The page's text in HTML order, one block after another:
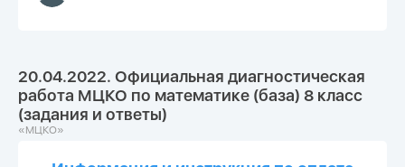
20.04.2022. Официальная диагностическая
работа МЦКО по математике (база) 8 класс
(задания и ответы)
«МЦКО»